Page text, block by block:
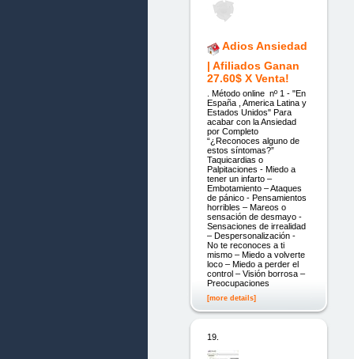
Adios Ansiedad
| Afiliados Ganan
27.60$ X Venta!
. Método online nº 1 - "En
España , America Latina y
Estados Unidos" Para
acabar con la Ansiedad
por Completo
“¿Reconoces alguno de
estos síntomas?”
Taquicardias o
Palpitaciones - Miedo a
tener un infarto –
Embotamiento – Ataques
de pánico - Pensamientos
horribles – Mareos o
sensación de desmayo -
Sensaciones de irrealidad
– Despersonalización -
No te reconoces a ti
mismo – Miedo a volverte
loco – Miedo a perder el
control – Visión borrosa –
Preocupaciones
[more details]
19.